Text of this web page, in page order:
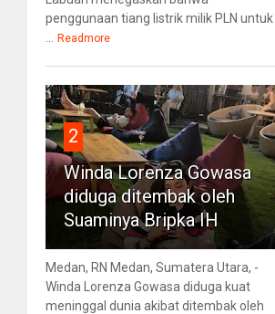
penggunaan tiang listrik milik PLN untuk
Readmore
2
Winda Lorenza Gowasa
diduga ditembak oleh
Suaminya Bripka IH
Medan, RN Medan, Sumatera Utara, -
Winda Lorenza Gowasa diduga kuat
meninggal dunia akibat ditembak oleh